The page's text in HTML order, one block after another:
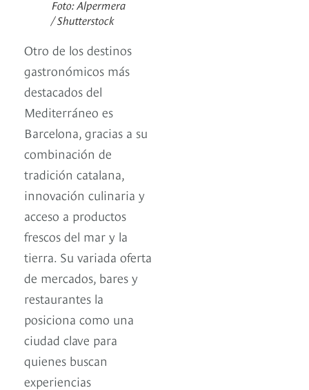
Foto: Alpermera
/ Shutterstock
Otro de los destinos
gastronómicos más
destacados del
Mediterráneo es
Barcelona, gracias a su
combinación de
tradición catalana,
innovación culinaria y
acceso a productos
frescos del mar y la
tierra. Su variada oferta
de mercados, bares y
restaurantes la
posiciona como una
ciudad clave para
quienes buscan
experiencias